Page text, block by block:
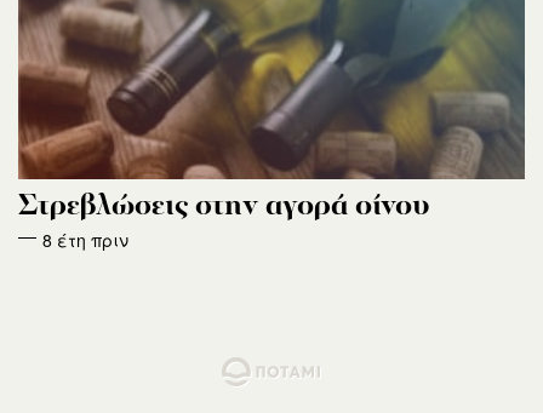
Στρεβλώσεις στην αγορά οίνου
8 έτη πριν